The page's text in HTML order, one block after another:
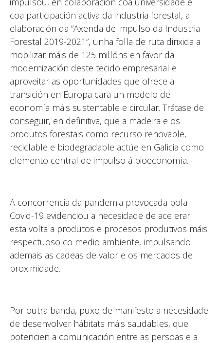
coa participación activa da industria forestal, a
elaboración da “Axenda de impulso da Industria
Forestal 2019-2021”, unha folla de ruta dirixida a
mobilizar máis de 125 millóns en favor da
modernización deste tecido empresarial e
aproveitar as oportunidades que ofrece a
transición en Europa cara un modelo de
economía máis sustentable e circular. Trátase de
conseguir, en definitiva, que a madeira e os
produtos forestais como recurso renovable,
reciclable e biodegradable actúe en Galicia como
elemento central de impulso á bioeconomía.
A concorrencia da pandemia provocada pola
Covid-19 evidenciou a necesidade de acelerar
esta volta a produtos e procesos produtivos máis
respectuoso co medio ambiente, impulsando
ademais as cadeas de valor e os mercados de
proximidade.
Por outra banda, puxo de manifesto a necesidade
de desenvolver hábitats máis saudables, que
potencien a comunicación entre as persoas e a